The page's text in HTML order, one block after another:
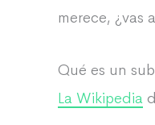
merece, ¿vas
Qué es un
La Wikipedia